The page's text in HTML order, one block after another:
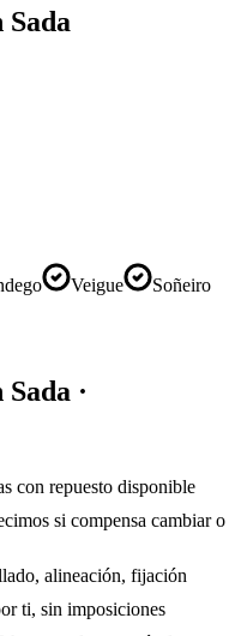
Sada
Veigue
Soñeiro
Sada ·
con repuesto disponible
si compensa cambiar o
alineación, fijación
ti, sin imposiciones